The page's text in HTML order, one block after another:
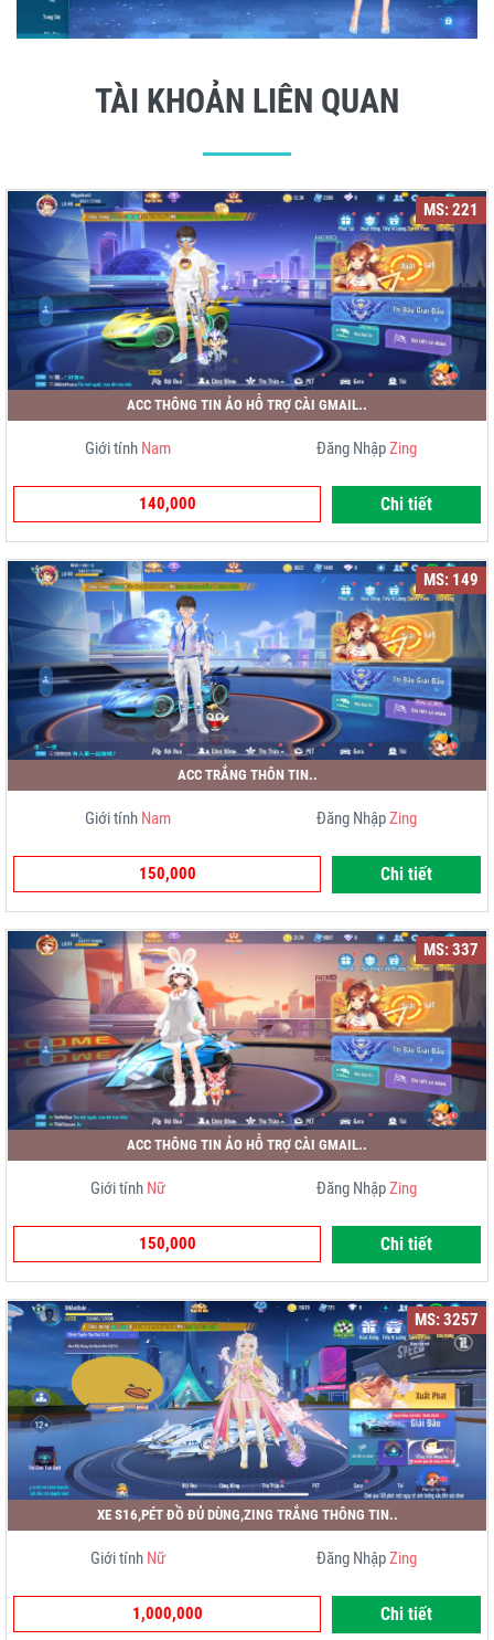
TÀI KHOẢN LIÊN QUAN
MS: 221
ACC THÔNG TIN ẢO HỖ TRỢ CÀI GMAIL..
Giới tính Nam Đăng NhậpZing
140,000 Chi tiết
MS: 149
ACC TRẮNG THÔN TIN..
Giới tính Nam Đăng NhậpZing
150,000 Chi tiết
MS: 337
ACC THÔNG TIN ẢO HỖ TRỢ CÀI GMAIL..
Giới tính Nữ Đăng NhậpZing
150,000 Chi tiết
MS: 3257
XE S16,PÉT ĐỒ ĐỦ DÙNG,ZING TRẮNG THÔNG TIN..
Giới tính Nữ Đăng NhậpZing
1,000,000 Chi tiết